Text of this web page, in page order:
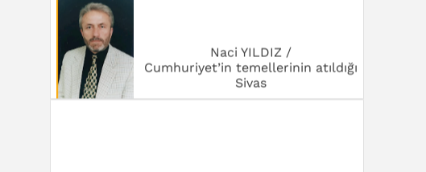
Naci YILDIZ /
Cumhuriyet’in temellerinin atıldığı
Sivas